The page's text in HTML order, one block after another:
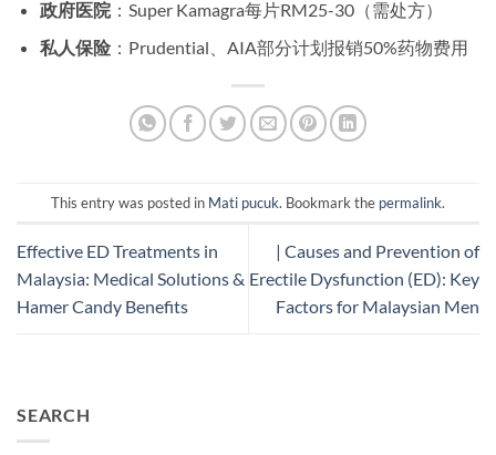
政府医院：Super Kamagra每片RM25-30（需处方）
私人保险：Prudential、AIA部分计划报销50%药物费用
This entry was posted in Mati pucuk. Bookmark the permalink.
Effective ED Treatments in
Malaysia: Medical Solutions &
Hamer Candy Benefits
| Causes and Prevention of
Erectile Dysfunction (ED): Key
Factors for Malaysian Men
SEARCH